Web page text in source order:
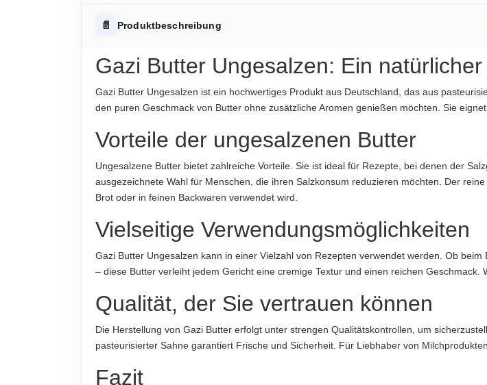
-davon gesättigte Fettsäuren
Eiweiß
Hinweis zur Haftung: Für die vorstehenden Angaben wird keine Haftung übernommen. Bitte prüfen Sie die Angaben
ALLERGENHINWEISE
AUFBEWAHRUNGSHINWEIS
HERKUNFTSLAND
Für die vorstehenden Angaben wird keine Haftung übernommen...
ABTROPFGEWICHT
NETTOFÜLLMENGE
250g
Garmo AG, Hertzstraße 10, 71083 Herrenberg, Deutschland
Hinweis zur Haftung: Für die vorstehenden Angaben wird keine Haftung übernommen. Bitte prüfen Sie die Angaben
📄 Produktbeschreibung
Gazi Butter Ungesalzen: Ein
Gazi Butter Ungesalzen ist ein hochwertiges Produkt aus Deutschland, das aus
den puren Geschmack von Butter ohne zusätzliche Aromen genießen möchten. Sie
Vorteile der ungesalzenen Butter
Ungesalzene Butter bietet zahlreiche Vorteile. Sie ist ideal für Rezepte, bei denen der
ausgezeichnete Wahl für Menschen, die ihren Salzkonsum reduzieren möchten. Der
Brot oder in feinen Backwaren verwendet wird.
Vielseitige Verwendungsmöglichkeiten
Gazi Butter Ungesalzen kann in einer Vielzahl von Rezepten verwendet werden. Ob
– diese Butter verleiht jedem Gericht eine cremige Textur und einen reichen Geschmack.
Qualität, der Sie vertrauen können
Die Herstellung von Gazi Butter erfolgt unter strengen Qualitätskontrollen, um
pasteurisierter Sahne garantiert Frische und Sicherheit. Für Liebhaber von
Fazit